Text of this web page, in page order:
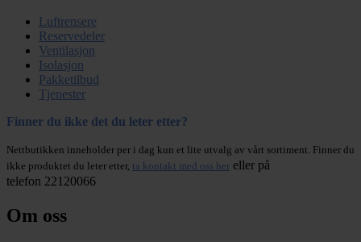
Luftrensere
Reservedeler
Ventilasjon
Isolasjon
Pakketilbud
Tjenester
Finner du ikke det du leter etter?
Nettbutikken inneholder per i dag kun et lite utvalg av vårt sortiment. Finner du
ikke produktet du leter etter, ta kontakt med oss her eller på
telefon 22120066
Om oss